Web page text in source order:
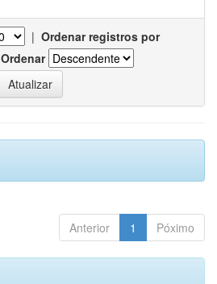
| Ordenar registros por
Ordenar
Anterior 1 Póximo